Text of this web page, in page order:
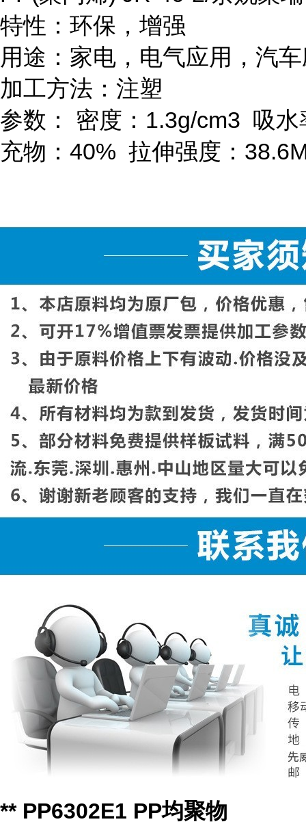
特性：环保，增强
用途：家电，电气应用，汽
加工方法：注塑
参数：
密度： 1.3g/cm3 吸水
充物： 40% 拉伸强度：
** PP6302E1 PP均聚物